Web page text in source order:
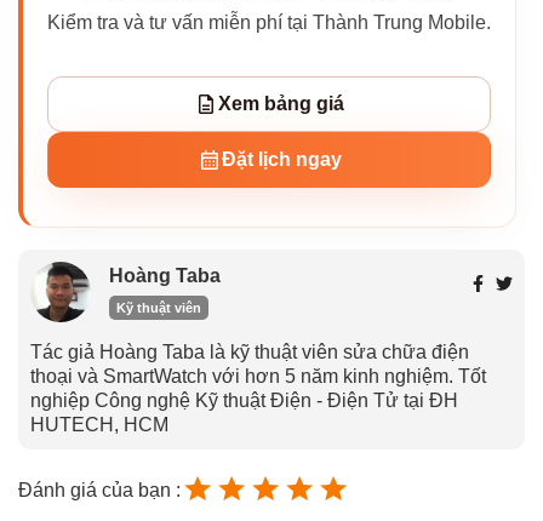
Kiểm tra và tư vấn miễn phí tại Thành Trung Mobile.
Xem bảng giá
Đặt lịch ngay
Hoàng Taba
Kỹ thuật viên
Tác giả Hoàng Taba là kỹ thuật viên sửa chữa điện
thoại và SmartWatch với hơn 5 năm kinh nghiệm. Tốt
nghiệp Công nghệ Kỹ thuật Điện - Điện Tử tại ĐH
HUTECH, HCM
Đánh giá của bạn :